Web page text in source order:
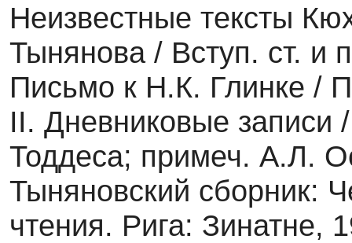
Неизвестные тексты
Тынянова / Вступ. ст. и
Письмо к Н.К. Глинке /
II. Дневниковые
Тоддеса; примеч. А.Л.
Тыняновский сборник:
чтения. Рига: Зинатне,